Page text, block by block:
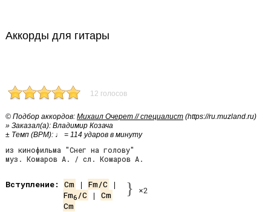
Аккорды для гитары
12 голосов
© Подбор аккордов: Михаил Очерет // специалист (https://ru.muzland.ru)
» Заказал(а): Владимир Козача
± Темп (BPM): ♩ = 114 ударов в минуту
из кинофильма "Снег на голову"
муз. Комаров А. / сл. Комаров А.
Вступление: Cm | Fm/C
Fm6 /C | Cm }
×2
Cm